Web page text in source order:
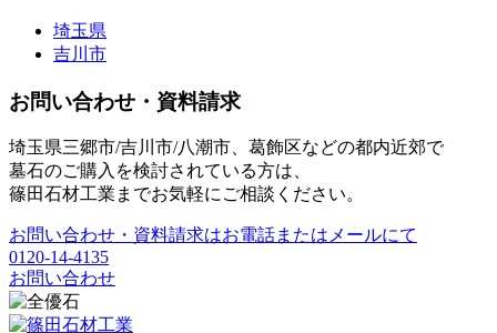
埼玉県
吉川市
お問い合わせ・資料請求
埼玉県三郷市/吉川市/八潮市、葛飾区などの都内近郊で
墓石のご購入を検討されている方は、
篠田石材工業までお気軽にご相談ください。
お問い合わせ・資料請求はお電話またはメールにて
0120-14-4135
お問い合わせ